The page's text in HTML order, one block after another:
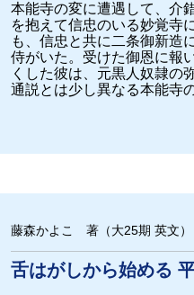
本能寺の変に遭遇して、介
を抱えて信忠のいる妙覚寺
も、信忠と共に二条御新造
侍がいた。受けた御恩に報
くした彼は、元黒人奴隷の
通説とは少し異なる本能寺
藤森かよこ 著（大25期 英文）
舌はがしから始める